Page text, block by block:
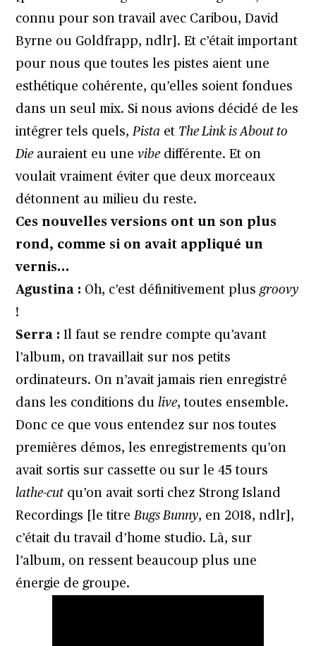
connu pour son travail avec Caribou, David
Byrne ou Goldfrapp, ndlr]. Et c’était important
pour nous que toutes les pistes aient une
esthétique cohérente, qu’elles soient fondues
dans un seul mix. Si nous avions décidé de les
intégrer tels quels,Pista et The Link is About to
Dieauraient eu unevibedifférente. Et on
voulait vraiment éviter que deux morceaux
détonnent au milieu du reste.
Ces nouvelles versions ont un son plus
rond, comme si on avait appliqué un
vernis…
Agustina : Oh, c’est définitivement plusgroovy
!
Serra : Il faut se rendre compte qu’avant
l’album, on travaillait sur nos petits
ordinateurs. On n’avait jamais rien enregistré
dans les conditions dulive, toutes ensemble.
Donc ce que vous entendez sur nos toutes
premières démos, les enregistrements qu’on
avait sortis sur cassette ou sur le 45 tours
lathe-cutqu’on avait sorti chez Strong Island
Recordings [le titreBugs Bunny, en 2018, ndlr],
c’était du travail d’home studio. Là, sur
l’album, on ressent beaucoup plus une
énergie de groupe.